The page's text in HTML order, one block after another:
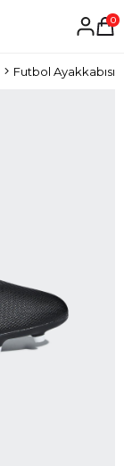
0
Futbol Ayakkabısı